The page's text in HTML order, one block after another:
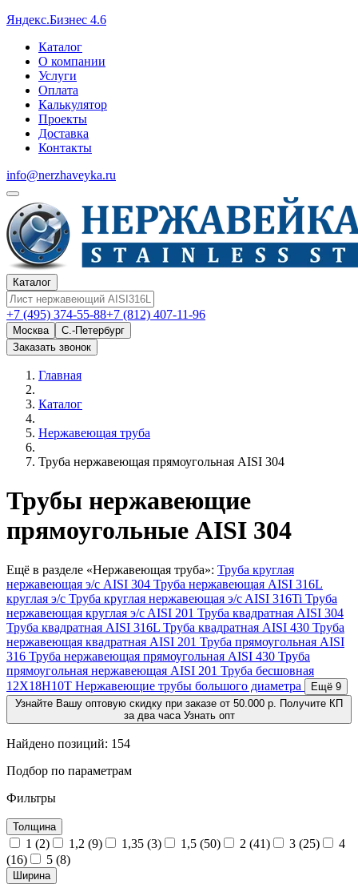
Яндекс.Бизнес 4.6
Каталог
О компании
Услуги
Оплата
Калькулятор
Проекты
Доставка
Контакты
info@nerzhaveyka.ru
Каталог
+7 (495) 374-55-88+7 (812) 407-11-96
Москва
С.-Петербург
Заказать звонок
Главная
Каталог
Нержавеющая труба
Труба нержавеющая прямоугольная AISI 304
Трубы нержавеющие
прямоугольные AISI 304
Ещё в разделе «Нержавеющая труба»: Труба круглая
нержавеющая э/с AISI 304 Труба нержавеющая AISI 316L
круглая э/с Труба круглая нержавеющая э/c AISI 316Ti Труба
нержавеющая круглая э/c AISI 201 Труба квадратная AISI 304
Труба квадратная AISI 316L Труба квадратная AISI 430 Труба
нержавеющая квадратная AISI 201 Труба прямоугольная AISI
316 Труба нержавеющая прямоугольная AISI 430 Труба
прямоугольная нержавеющая AISI 201 Труба бесшовная
12Х18Н10Т Нержавеющие трубы большого диаметра
Ещё 9
Узнайте Вашу оптовую скидку при заказе от 50.000 р.
Получите КП
за два часа Узнать опт
Найдено позиций: 154
Подбор по параметрам
Фильтры
Толщина
1 (2) 1,2 (9) 1,35 (3) 1,5 (50) 2 (41) 3 (25)
4
(16)
5 (8)
Ширина